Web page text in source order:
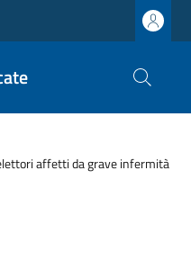
affetti da grave infermità